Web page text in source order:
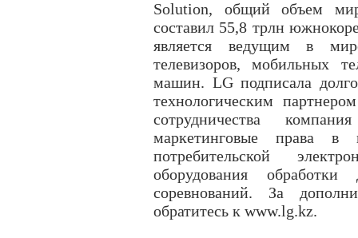
Solution, общий объем
составил 55,8 трлн
является ведущим в
телевизоров, мобильных
машин. LG подписала
технологическим
сотрудничества
маркетинговые права в
потребительской
оборудования
соревнований. За
обратитесь к www.lg.kz.